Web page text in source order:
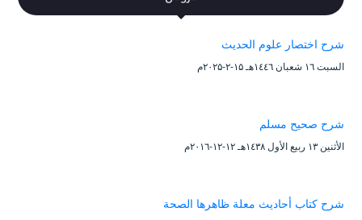
شرح اختصار علوم الحديث
السبت ۱٦ شعبان ۱٤٤٦هـ ۱۵-۲-۲۰۲۵م
شرح صحيح مسلم
الأثنين ۱۳ ربيع الأول ۱٤۳۸هـ ۱۲-۱۲-۲۰۱٦م
شرح كتاب أحاديث معلة ظاهرها الصحة